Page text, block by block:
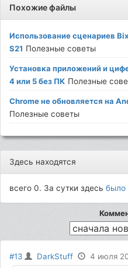
Похожие файлы
Использование сценариев
S21 Полезные советы
Установка приложений и
4 или 5 без ПК Полезные
Chrome не обновляется на
Полезные советы
Здесь находятся
всего 0. За сутки здесьбыло
#13 DarkStuff 4 июля